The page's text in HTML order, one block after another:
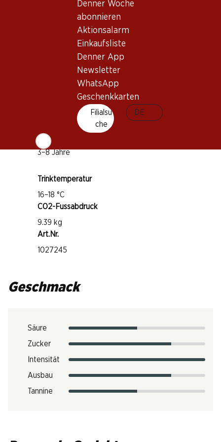
Denner Woche
abonnieren
Aktionsalarm
Einkaufsliste
Denner App
Newsletter
WhatsApp
Geschenkkarten
Filialsu
che
DE
Wissenswertes
Corvina Veronese
Trinkreife
3–8 Jahre
Trinktemperatur
16–18 °C
CO2-Fussabdruck
9.39 kg
Art.Nr.
1027245
Geschmack
Säure
Zucker
Intensität
Ausbau
Tannine